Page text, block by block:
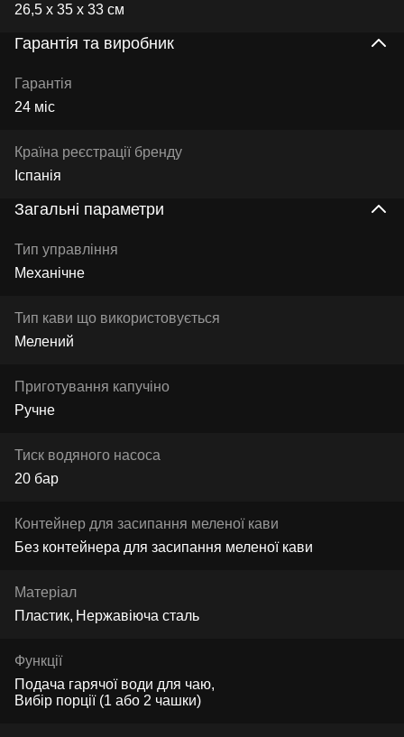
26,5 х 35 х 33 см
Гарантія та виробник
Гарантія
24 міс
Країна реєстрації бренду
Іспанія
Загальні параметри
Тип управління
Механічне
Тип кави що використовується
Мелений
Приготування капучіно
Ручне
Тиск водяного насоса
20 бар
Контейнер для засипання меленої кави
Без контейнера для засипання меленої кави
Матеріал
Пластик Нержавіюча сталь
Функції
Подача гарячої води для чаю
Вибір порції (1 або 2 чашки)